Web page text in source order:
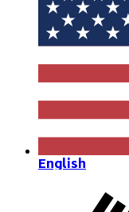
English